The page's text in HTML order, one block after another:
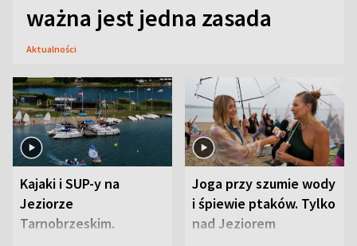
ważna jest jedna zasada
Aktualności
Kajaki i SUP-y na
Jeziorze
Tarnobrzeskim.
Joga przy szumie wody
i śpiewie ptaków. Tylko
nad Jeziorem